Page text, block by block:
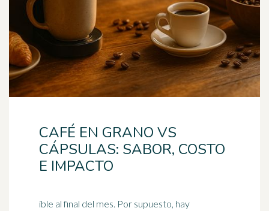
CAFÉ EN GRANO VS
CÁPSULAS: SABOR, COSTO
E IMPACTO
ible al final del mes. Por supuesto, hay